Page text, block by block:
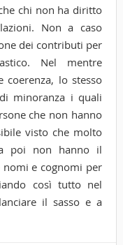
chi non ha diritto
Non a caso
dei contributi per
Nel mentre
coerenza, lo stesso
minoranza i quali
che non hanno
visto che molto
poi non hanno il
e cognomi per
così tutto nel
il sasso e a